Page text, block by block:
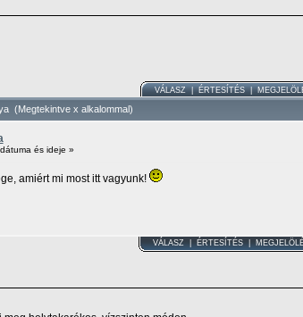
VÁLASZ|ÉRTESÍTÉS|
(Megtekintve x alkalommal)
és ideje »
amiért mi most itt vagyunk!
VÁLASZ ÉRTESÍTÉS